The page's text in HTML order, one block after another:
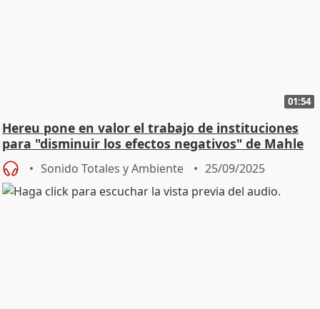
01:54
Hereu pone en valor el trabajo de instituciones
para "disminuir los efectos negativos" de Mahle
Sonido Totales y Ambiente 25/09/2025